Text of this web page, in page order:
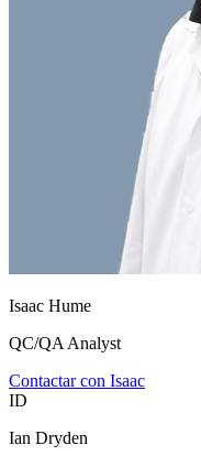
Isaac Hume
QC/QA Analyst
Contactar con Isaac
ID
Ian Dryden